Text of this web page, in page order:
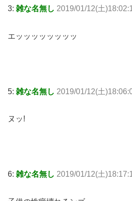
3: 雑な名無し 2019/01/12(土
エッッッッッッッッ
5: 雑な名無し 2019/01/12(土
ヌッ!
6: 雑な名無し 2019/01/12(土